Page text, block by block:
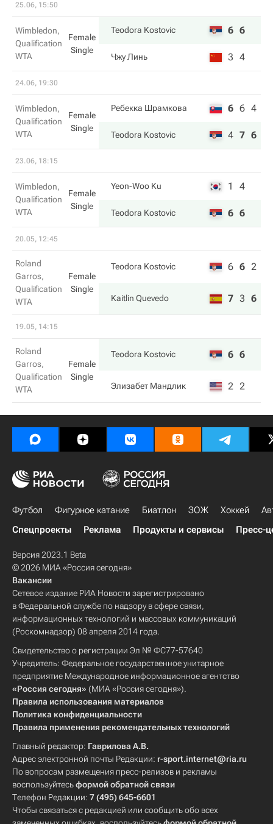
25.06, 15:50
Wimbledon,
Qualification
WTA
Female
Single
Teodora Kostovic 6 6
Чжу Линь 3 4
24.06, 19:30
Wimbledon,
Qualification
WTA
Female
Single
Ребекка Шрамкова 6 6 4
Teodora Kostovic 4 7 6
23.06, 18:15
Wimbledon,
Qualification
WTA
Female
Single
Yeon-Woo Ku 1 4
Teodora Kostovic 6 6
20.05, 12:45
Roland
Garros,
Qualification
WTA
Female
Single
Teodora Kostovic 6 6 2
Kaitlin Quevedo 7 3 6
19.05, 14:15
Roland
Garros,
Qualification
WTA
Female
Single
Teodora Kostovic 6 6
Элизабет Мандлик 2 2
Футбол Фигурное катание Биатлон ЗОЖ Хоккей
Спецпроекты
Реклама Продукты и сервисы Пресс-
Версия 2023.1 Beta
© 2026 МИА «Россия сегодня»
Вакансии
Сетевое издание РИА Новости зарегистрировано
в Федеральной службе по надзору в сфере связи,
информационных технологий и массовых коммуникаций
(Роскомнадзор) 08 апреля 2014 года.
Свидетельство о регистрации Эл № ФС77-57640
Учредитель: Федеральное государственное унитарное
предприятие Международное информационное агентство
«Россия сегодня» (МИА «Россия сегодня»).
Правила использования материалов
Политика конфиденциальности
Правила применения рекомендательных технологий
Главный редактор: Гаврилова А.В.
Адрес электронной почты Редакции: r-sport.internet@ria.ru
По вопросам размещения пресс-релизов и рекламы
воспользуйтесьформой обратной связи
Телефон Редакции: 7 (495) 645-6601
Чтобы связаться с редакцией или сообщить обо всех